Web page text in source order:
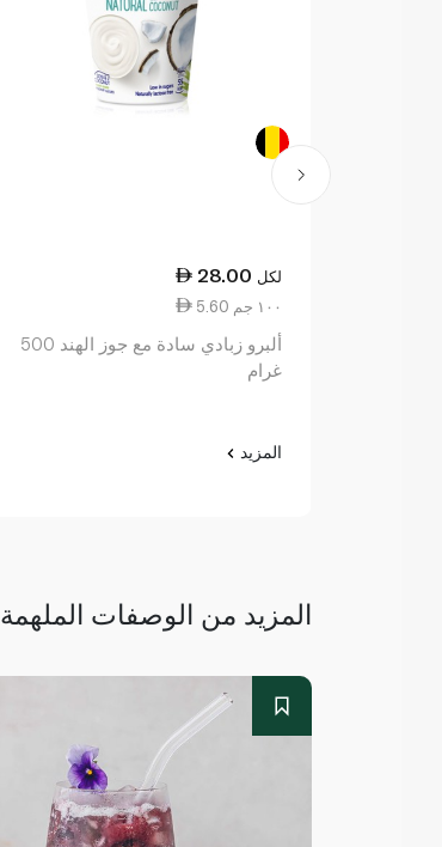
28.00 لكل
5.60 ١٠٠ جم
ألبرو زبادي سادة مع جوز الهند 500
غرام
المزيد
المزيد من الوصفات الملهمة